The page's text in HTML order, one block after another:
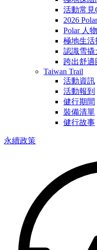
活動常見
2026
Polar 人
極地生活
認識雪撬
跨出舒適
Taiwan Trail
活動資訊
活動報到
健行期間
裝備清單
健行故事
永續政策